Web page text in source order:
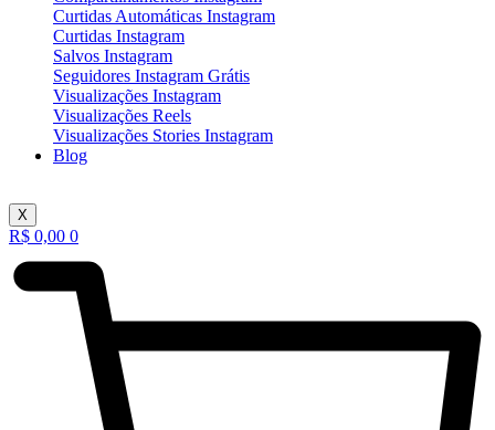
Curtidas Automáticas Instagram
Curtidas Instagram
Salvos Instagram
Seguidores Instagram Grátis
Visualizações Instagram
Visualizações Reels
Visualizações Stories Instagram
Blog
X
R$ 0,00 0